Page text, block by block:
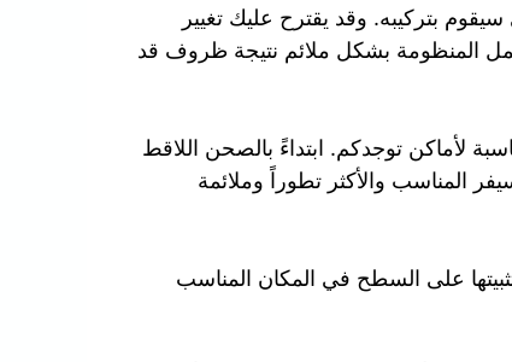
بتركيبه. وقد يقترح عليك تغيير
المنظومة بشكل ملائم نتيجة ظروف قد
لأماكن توجدكم. ابتداءً بالصحن اللاقط
المناسب والأكثر تطوراً وملائمة
على السطح في المكان المناسب